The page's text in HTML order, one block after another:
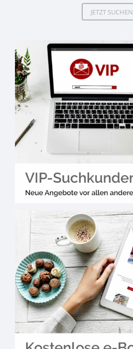
JETZT SUCHEN